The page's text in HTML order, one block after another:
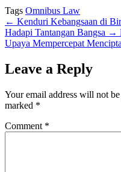
Tags Omnibus Law
← Kenduri Kebangsaan di
Hadapi Tantangan Bangsa →
Upaya Mempercepat
Leave a Reply
Your email address will not
marked *
Comment *